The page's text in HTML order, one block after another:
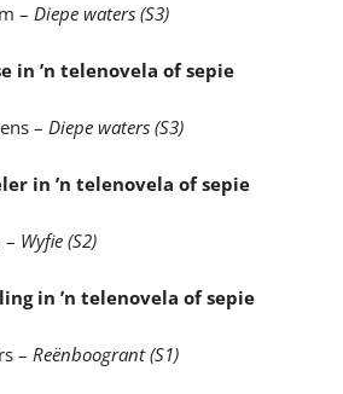
– Diepe waters (S3)
in ’n telenovela of sepie
– Diepe waters (S3)
in ’n telenovela of sepie
– Wyfie (S2)
in ’n telenovela of sepie
– Reënboogrant (S1)